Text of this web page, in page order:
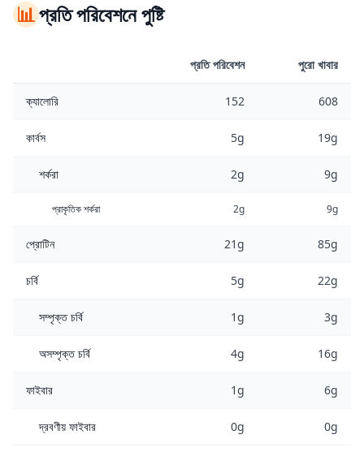
📊প্রতি পরিবেশনে পুষ্টি
প্রতি পরিবেশন পুরো খাবার
ক্যালোরি 152 608
কার্বস 5g 19g
শর্করা 2g 9g
প্রাকৃতিক শর্করা 2g 9g
প্রোটিন 21g 85g
চর্বি 5g 22g
সম্পৃক্ত চর্বি 1g 3g
অসম্পৃক্ত চর্বি 4g 16g
ফাইবার 1g 6g
দ্রবণীয় ফাইবার 0g 0g